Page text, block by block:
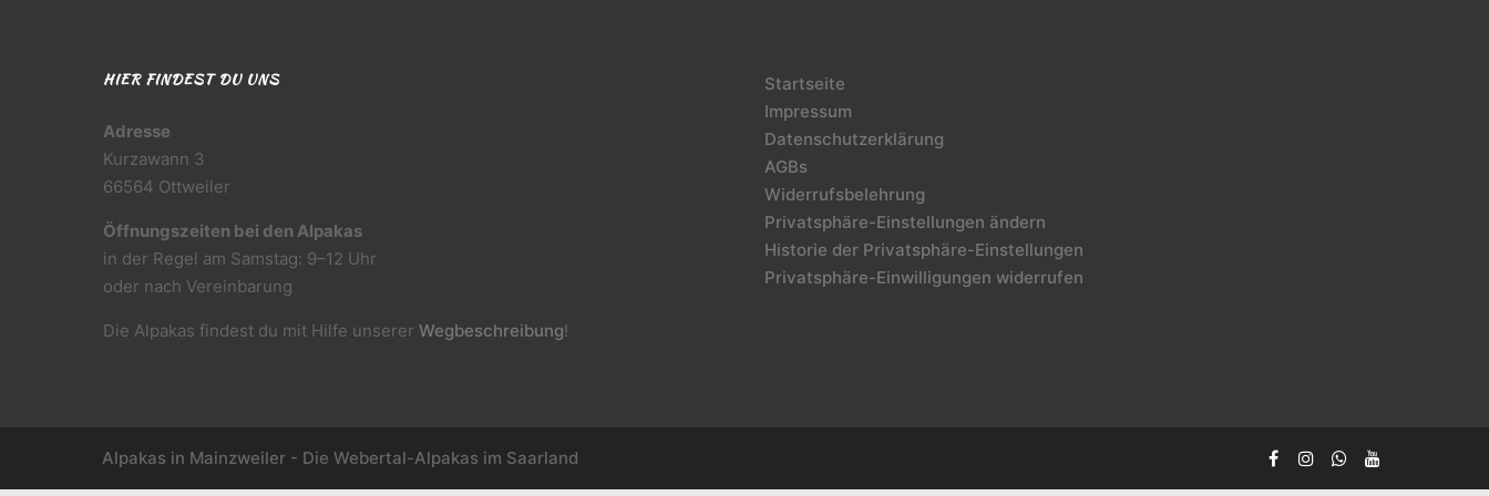
HIER FINDEST DU UNS
Adresse
Kurzawann 3
66564 Ottweiler
Öffnungszeiten bei den Alpakas
in der Regel am Samstag: 9–12 Uhr
oder nach Vereinbarung
Die Alpakas findest du mit Hilfe unsererWegbeschreibung!
Startseite
Impressum
Datenschutzerklärung
AGBs
Widerrufsbelehrung
Privatsphäre-Einstellungen ändern
Historie der Privatsphäre-Einstellungen
Privatsphäre-Einwilligungen widerrufen
Alpakas in Mainzweiler - Die Webertal-Alpakas im Saarland